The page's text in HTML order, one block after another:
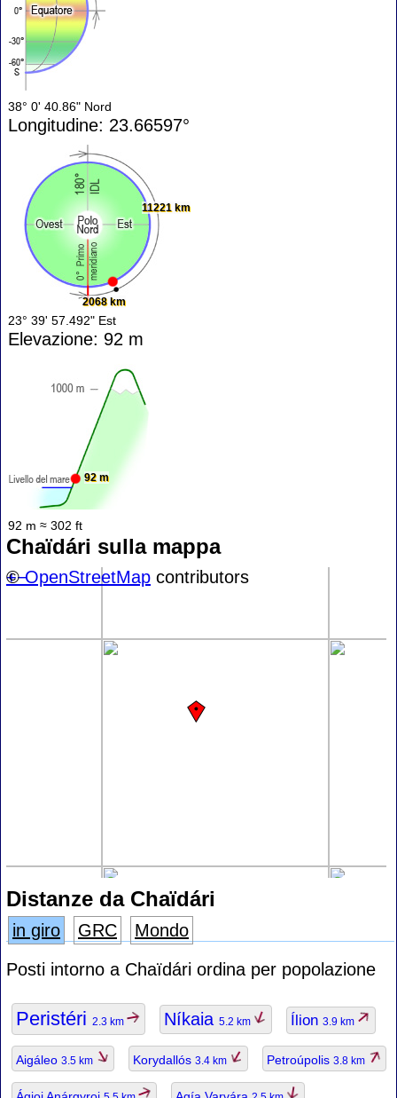
38° 0' 40.86" Nord
Longitudine: 23.66597°
2068 km
11221 km
23° 39' 57.492" Est
Elevazione: 92 m
92 m
92 m ≈ 302 ft
Chaïdári sulla mappa
+−
©OpenStreetMap contributors
Distanze da Chaïdári
in giro GRC
Mondo
Posti intorno a Chaïdári ordina per popolazione
Peristéri 2.3 km Níkaia 5.2 km Ílion 3.9 km
Aigáleo 3.5 km Korydallós 3.4 km Petroúpolis 3.8 km